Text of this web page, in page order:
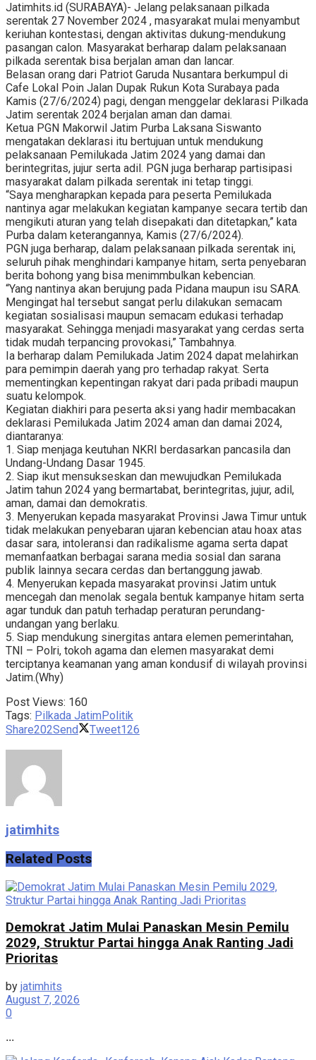
Jatimhits.id (SURABAYA)- Jelang pelaksanaan pilkada
serentak 27 November 2024 , masyarakat mulai menyambut
keriuhan kontestasi, dengan aktivitas dukung-mendukung
pasangan calon. Masyarakat berharap dalam pelaksanaan
pilkada serentak bisa berjalan aman dan lancar.
Belasan orang dari Patriot Garuda Nusantara berkumpul di
Cafe Lokal Poin Jalan Dupak Rukun Kota Surabaya pada
Kamis (27/6/2024) pagi, dengan menggelar deklarasi Pilkada
Jatim serentak 2024 berjalan aman dan damai.
Ketua PGN Makorwil Jatim Purba Laksana Siswanto
mengatakan deklarasi itu bertujuan untuk mendukung
pelaksanaan Pemilukada Jatim 2024 yang damai dan
berintegritas, jujur serta adil. PGN juga berharap partisipasi
masyarakat dalam pilkada serentak ini tetap tinggi.
“Saya mengharapkan kepada para peserta Pemilukada
nantinya agar melakukan kegiatan kampanye secara tertib dan
mengikuti aturan yang telah disepakati dan ditetapkan,” kata
Purba dalam keterangannya, Kamis (27/6/2024).
PGN juga berharap, dalam pelaksanaan pilkada serentak ini,
seluruh pihak menghindari kampanye hitam, serta penyebaran
berita bohong yang bisa menimmbulkan kebencian.
“Yang nantinya akan berujung pada Pidana maupun isu SARA.
Mengingat hal tersebut sangat perlu dilakukan semacam
kegiatan sosialisasi maupun semacam edukasi terhadap
masyarakat. Sehingga menjadi masyarakat yang cerdas serta
tidak mudah terpancing provokasi,” Tambahnya.
Ia berharap dalam Pemilukada Jatim 2024 dapat melahirkan
para pemimpin daerah yang pro terhadap rakyat. Serta
mementingkan kepentingan rakyat dari pada pribadi maupun
suatu kelompok.
Kegiatan diakhiri para peserta aksi yang hadir membacakan
deklarasi Pemilukada Jatim 2024 aman dan damai 2024,
diantaranya:
1. Siap menjaga keutuhan NKRI berdasarkan pancasila dan
Undang-Undang Dasar 1945.
2. Siap ikut mensukseskan dan mewujudkan Pemilukada
Jatim tahun 2024 yang bermartabat, berintegritas, jujur, adil,
aman, damai dan demokratis.
3. Menyerukan kepada masyarakat Provinsi Jawa Timur untuk
tidak melakukan penyebaran ujaran kebencian atau hoax atas
dasar sara, intoleransi dan radikalisme agama serta dapat
memanfaatkan berbagai sarana media sosial dan sarana
publik lainnya secara cerdas dan bertanggung jawab.
4. Menyerukan kepada masyarakat provinsi Jatim untuk
mencegah dan menolak segala bentuk kampanye hitam serta
agar tunduk dan patuh terhadap peraturan perundang-
undangan yang berlaku.
5. Siap mendukung sinergitas antara elemen pemerintahan,
TNI – Polri, tokoh agama dan elemen masyarakat demi
terciptanya keamanan yang aman kondusif di wilayah provinsi
Jatim.(Why)
Post Views: 160
Tags: Pilkada Jatim Politik
Share202Send Tweet126
jatimhits
Related Posts
Demokrat Jatim Mulai Panaskan Mesin Pemilu
2029, Struktur Partai hingga Anak Ranting Jadi
Prioritas
by jatimhits
August 7, 2026
0
...